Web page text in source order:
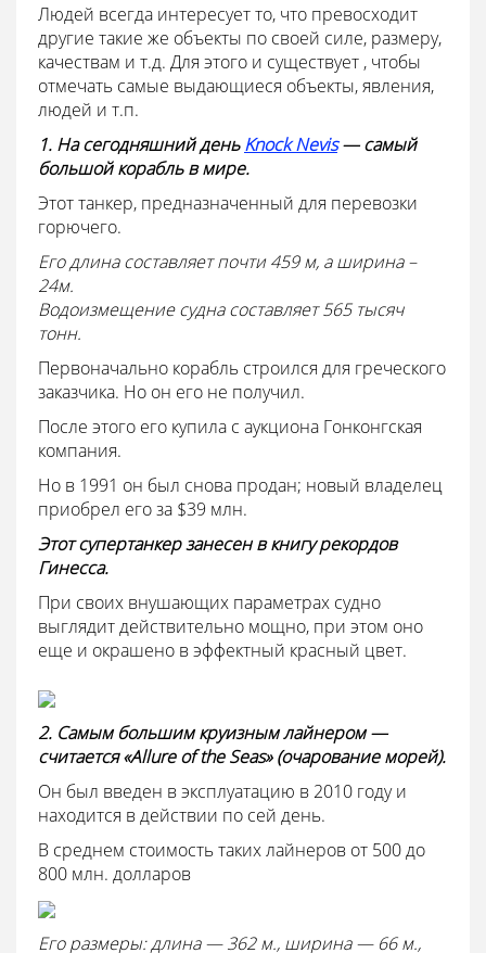
Людей всегда интересует то, что превосходит
другие такие же объекты по своей силе, размеру,
качествам и т.д. Для этого и существует , чтобы
отмечать самые выдающиеся объекты, явления,
людей и т.п.
1. На сегодняшний деньKnock Nevis— самый
большой корабль в мире.
Этот танкер, предназначенный для перевозки
горючего.
Его длина составляет почти 459 м, а ширина –
24м.
Водоизмещение судна составляет 565 тысяч
тонн.
Первоначально корабль строился для греческого
заказчика. Но он его не получил.
После этого его купила с аукциона Гонконгская
компания.
Но в 1991 он был снова продан; новый владелец
приобрел его за $39 млн.
Этот супертанкер занесен в книгу рекордов
Гинесса.
При своих внушающих параметрах судно
выглядит действительно мощно, при этом оно
еще и окрашено в эффектный красный цвет.
2. Самым большим круизным лайнером —
считается «Allure of the Seas» (очарование морей).
Он был введен в эксплуатацию в 2010 году и
находится в действии по сей день.
В среднем стоимость таких лайнеров от 500 до
800 млн. долларов
Его размеры: длина — 362 м., ширина — 66 м.,